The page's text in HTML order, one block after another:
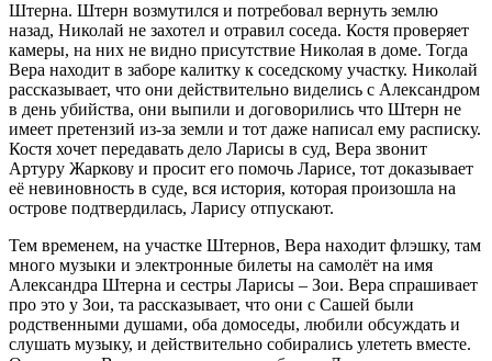
Штерна. Штерн возмутился и потребовал вернуть землю
назад, Николай не захотел и отравил соседа. Костя проверяет
камеры, на них не видно присутствие Николая в доме. Тогда
Вера находит в заборе калитку к соседскому участку. Николай
рассказывает, что они действительно виделись с Александром
в день убийства, они выпили и договорились что Штерн не
имеет претензий из-за земли и тот даже написал ему расписку.
Костя хочет передавать дело Ларисы в суд, Вера звонит
Артуру Жаркову и просит его помочь Ларисе, тот доказывает
её невиновность в суде, вся история, которая произошла на
острове подтвердилась, Ларису отпускают.
Тем временем, на участке Штернов, Вера находит флэшку, там
много музыки и электронные билеты на самолёт на имя
Александра Штерна и сестры Ларисы – Зои. Вера спрашивает
про это у Зои, та рассказывает, что они с Сашей были
родственными душами, оба домоседы, любили обсуждать и
слушать музыку, и действительно собирались улететь вместе.